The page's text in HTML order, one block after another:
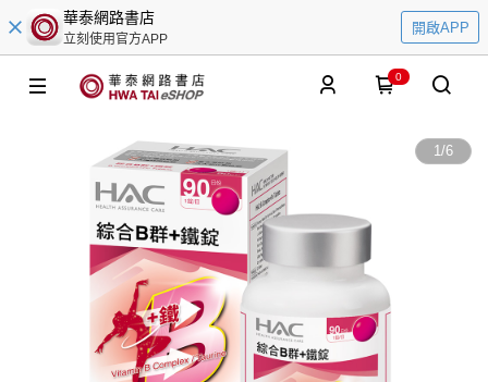
華泰網路書店
立刻使用官方APP
開啟APP
0
1/6